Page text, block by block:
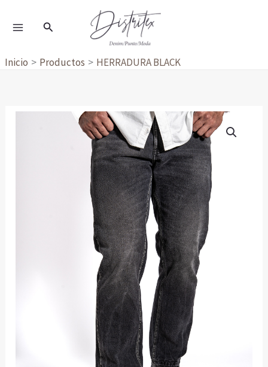
Buscar
Inicio Productos HERRADURA BLACK